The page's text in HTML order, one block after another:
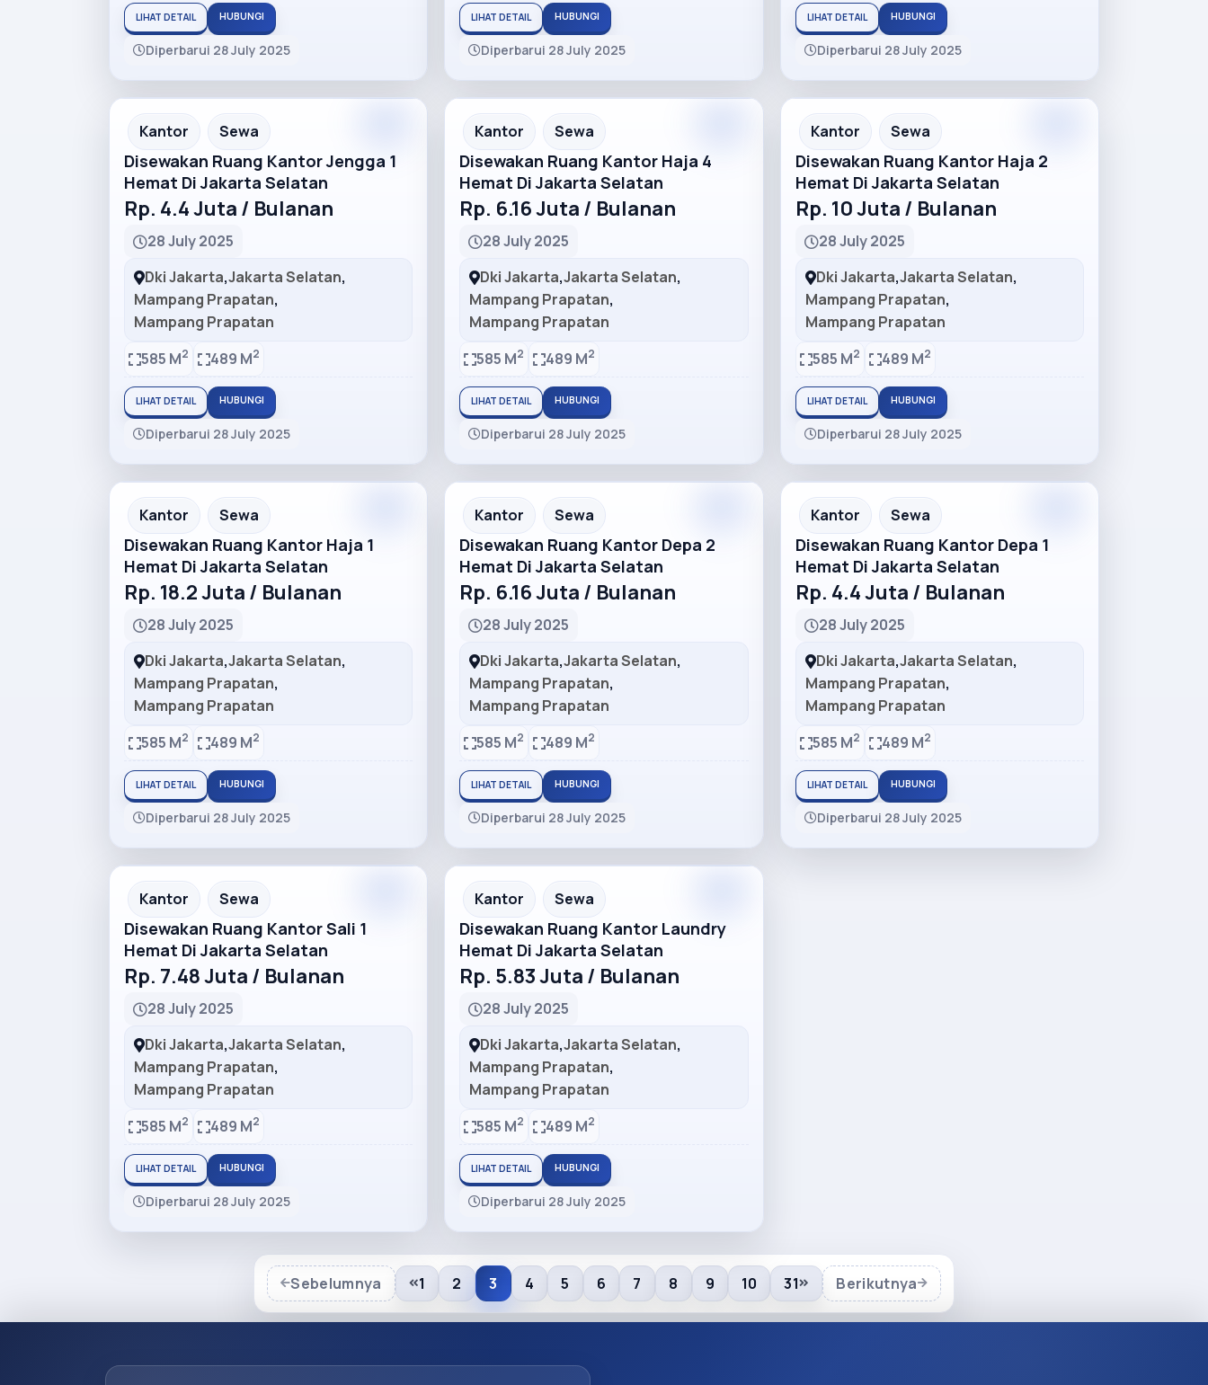
LIHAT DETAIL HUBUNGI
Diperbarui 28 July 2025
LIHAT DETAIL HUBUNGI
Diperbarui 28 July 2025
LIHAT DETAIL HUBUNGI
Diperbarui 28 July 2025
Recommended
Kantor Sewa
Disewakan Ruang Kantor Jengga 1
Hemat Di Jakarta Selatan
Rp. 4.4 Juta / Bulanan
28 July 2025
Dki Jakarta,Jakarta Selatan,
Mampang Prapatan,
Mampang Prapatan
585 M2 489 M2
LIHAT DETAIL HUBUNGI
Diperbarui 28 July 2025
Recommended
Kantor Sewa
Disewakan Ruang Kantor Haja 4
Hemat Di Jakarta Selatan
Rp. 6.16 Juta / Bulanan
28 July 2025
Dki Jakarta,Jakarta Selatan,
Mampang Prapatan,
Mampang Prapatan
585 M2 489 M2
LIHAT DETAIL HUBUNGI
Diperbarui 28 July 2025
Recommended
Kantor Sewa
Disewakan Ruang Kantor Haja 2
Hemat Di Jakarta Selatan
Rp. 10 Juta / Bulanan
28 July 2025
Dki Jakarta,Jakarta Selatan,
Mampang Prapatan,
Mampang Prapatan
585 M2 489 M2
LIHAT DETAIL HUBUNGI
Diperbarui 28 July 2025
Recommended
Kantor Sewa
Disewakan Ruang Kantor Haja 1
Hemat Di Jakarta Selatan
Rp. 18.2 Juta / Bulanan
28 July 2025
Dki Jakarta,Jakarta Selatan,
Mampang Prapatan,
Mampang Prapatan
585 M2 489 M2
LIHAT DETAIL HUBUNGI
Diperbarui 28 July 2025
Recommended
Kantor Sewa
Disewakan Ruang Kantor Depa 2
Hemat Di Jakarta Selatan
Rp. 6.16 Juta / Bulanan
28 July 2025
Dki Jakarta,Jakarta Selatan,
Mampang Prapatan,
Mampang Prapatan
585 M2 489 M2
LIHAT DETAIL HUBUNGI
Diperbarui 28 July 2025
Recommended
Kantor Sewa
Disewakan Ruang Kantor Depa 1
Hemat Di Jakarta Selatan
Rp. 4.4 Juta / Bulanan
28 July 2025
Dki Jakarta,Jakarta Selatan,
Mampang Prapatan,
Mampang Prapatan
585 M2 489 M2
LIHAT DETAIL HUBUNGI
Diperbarui 28 July 2025
Recommended
Kantor Sewa
Disewakan Ruang Kantor Sali 1
Hemat Di Jakarta Selatan
Rp. 7.48 Juta / Bulanan
28 July 2025
Dki Jakarta,Jakarta Selatan,
Mampang Prapatan,
Mampang Prapatan
585 M2 489 M2
LIHAT DETAIL HUBUNGI
Diperbarui 28 July 2025
Recommended
Kantor Sewa
Disewakan Ruang Kantor Laundry
Hemat Di Jakarta Selatan
Rp. 5.83 Juta / Bulanan
28 July 2025
Dki Jakarta,Jakarta Selatan,
Mampang Prapatan,
Mampang Prapatan
585 M2 489 M2
LIHAT DETAIL HUBUNGI
Diperbarui 28 July 2025
Sebelumnya 1 2 3 4 5 6 7 8 9 10 31 Berikutnya